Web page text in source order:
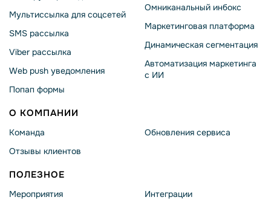
Мультиссылка для соцсетей
SMS рассылка
Viber рассылка
Web push уведомления
Попап формы
Омниканальный инбокс
Маркетинговая платформа
Динамическая сегментация
Автоматизация маркетинга
с ИИ
О КОМПАНИИ
Команда
Отзывы клиентов
Обновления сервиса
ПОЛЕЗНОЕ
Мероприятия
Интеграции